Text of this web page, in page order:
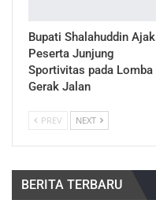
Bupati Shalahuddin Ajak
Peserta Junjung
Sportivitas pada Lomba
Gerak Jalan
PREV NEXT
BERITA TERBARU